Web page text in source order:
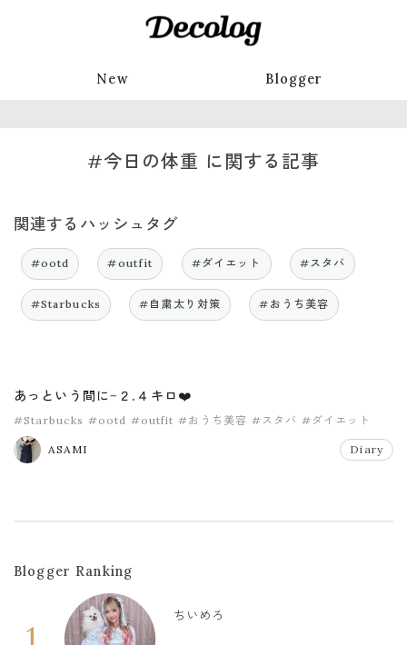
New Blogger
#今日の体重 に関する記事
関連するハッシュタグ
#ootd #outfit #ダイエット #スタバ
#Starbucks #自粛太り対策 #おうち美容
あっという間に−２.４キロ❤️
#Starbucks #ootd #outfit #おうち美容 #スタバ #ダイエット
ASAMI Diary
Blogger Ranking
ちいめろ